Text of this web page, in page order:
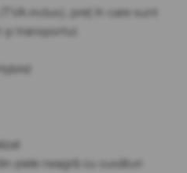
inclus), preț în care sunt
transportul.
piele neagră cu cusături